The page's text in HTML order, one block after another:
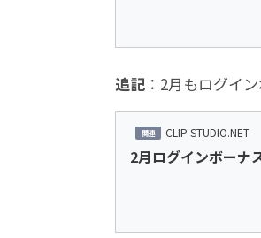
追記 ：2月もログイ
CLIP STUDIO.NET
2月ログインボーナ